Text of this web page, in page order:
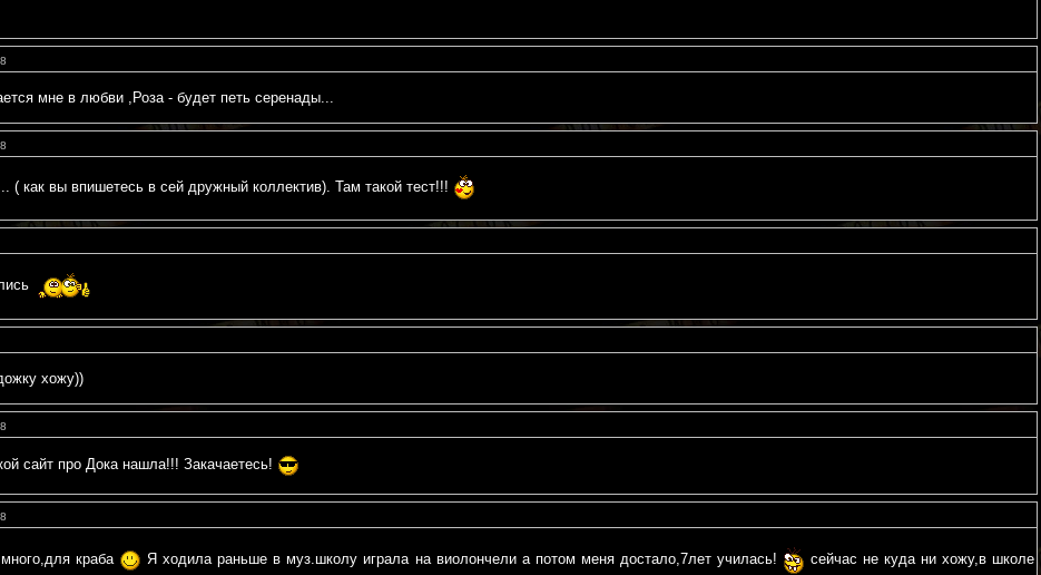
мне в любви ,Роза - будет петь серенады...
( как вы впишетесь в сей дружный коллектив). Там такой тест!!!
хожу))
сайт про Дока нашла!!! Закачаетесь!
краба Я ходила раньше в муз.школу играла на виолончели а потом меня достало,7лет училась!
сейчас не куда ни хожу,в школе